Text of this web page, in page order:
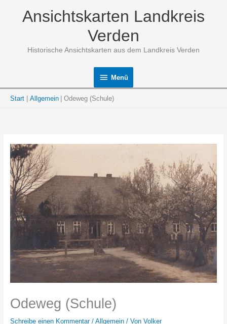
Ansichtskarten Landkreis
Verden
Historische Ansichtskarten aus dem Landkreis Verden
Menü
Menü
Start Allgemein Odeweg (Schule)
Odeweg (Schule)
Schreibe einen Kommentar / Allgemein/ Von Volker